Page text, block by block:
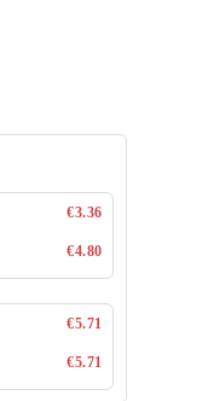
€3.36
€4.80
€5.71
€5.71